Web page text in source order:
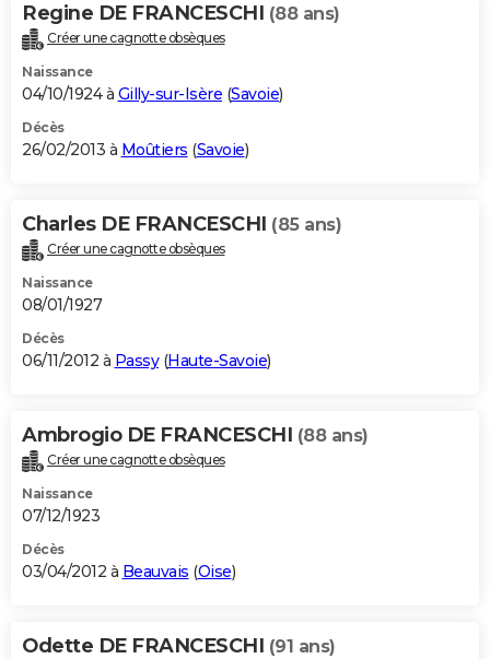
Regine DE FRANCESCHI (88 ans)
Créer une cagnotte obsèques
Naissance
04/10/1924 à Gilly-sur-Isère (Savoie)
Décès
26/02/2013 à Moûtiers (Savoie)
Charles DE FRANCESCHI (85 ans)
Créer une cagnotte obsèques
Naissance
08/01/1927
Décès
06/11/2012 à Passy(Haute-Savoie)
Ambrogio DE FRANCESCHI (88 ans)
Créer une cagnotte obsèques
Naissance
07/12/1923
Décès
03/04/2012 à Beauvais (Oise)
Odette DE FRANCESCHI (91 ans)